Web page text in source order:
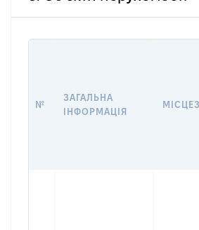
№
ЗАГАЛЬНА
ІНФОРМАЦІЯ